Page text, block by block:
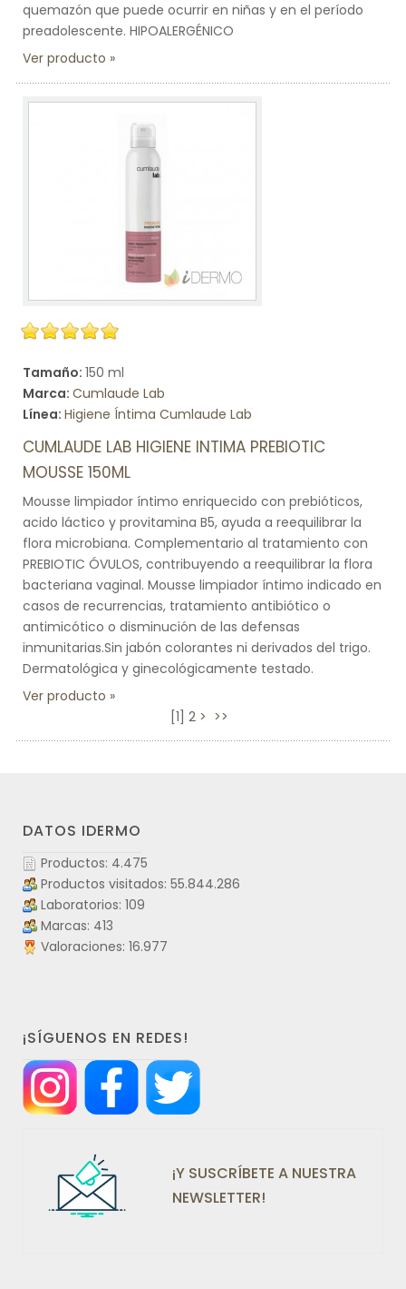
quemazón que puede ocurrir en niñas y en el período
preadolescente. HIPOALERGÉNICO
Ver producto
Tamaño: 150 ml
Marca: Cumlaude Lab
Línea: Higiene Íntima Cumlaude Lab
CUMLAUDE LAB HIGIENE INTIMA PREBIOTIC
MOUSSE 150ML
Mousse limpiador íntimo enriquecido con prebióticos,
acido láctico y provitamina B5, ayuda a reequilibrar la
flora microbiana. Complementario al tratamiento con
PREBIOTIC ÓVULOS, contribuyendo a reequilibrar la flora
bacteriana vaginal. Mousse limpiador íntimo indicado en
casos de recurrencias, tratamiento antibiótico o
antimicótico o disminución de las defensas
inmunitarias.Sin jabón colorantes ni derivados del trigo.
Dermatológica y ginecológicamente testado.
Ver producto
1 2 > >>
DATOS IDERMO
Productos: 4.475
Productos visitados: 55.844.286
Laboratorios: 109
Marcas: 413
Valoraciones: 16.977
¡SÍGUENOS EN REDES!
¡Y SUSCRÍBETE A NUESTRA
NEWSLETTER!